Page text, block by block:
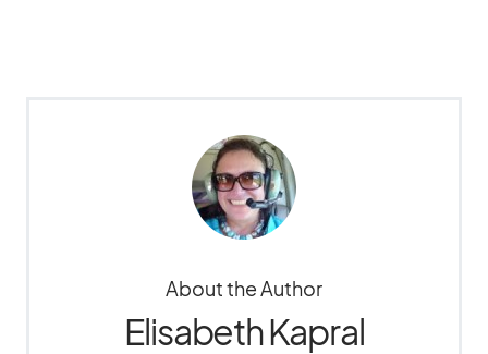
About the Author
Elisabeth Kapral